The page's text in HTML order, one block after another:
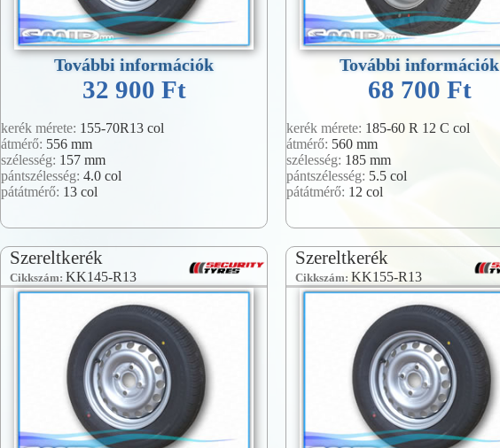
További információk
32 900 Ft
kerék mérete: 155-70R13 col
átmérő: 556 mm
szélesség: 157 mm
pántszélesség: 4.0 col
pátátmérő: 13 col
További információk
68 700 Ft
kerék mérete: 185-60 R 12 C col
átmérő: 560 mm
szélesség: 185 mm
pántszélesség: 5.5 col
pátátmérő: 12 col
Szereltkerék
Cikkszám: KK145-R13
Szereltkerék
Cikkszám: KK155-R13